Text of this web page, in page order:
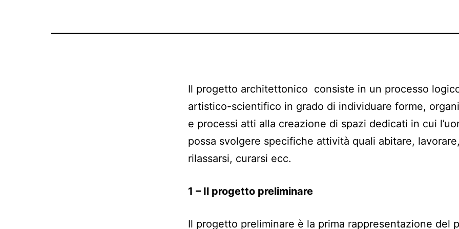
Il progetto architettonico consiste in un processo
artistico-scientifico in grado di individuare forme,
e processi atti alla creazione di spazi dedicati in cui
possa svolgere specifiche attività quali abitare, lavorare,
rilassarsi, curarsi ecc.
1 – Il progetto preliminare
Il progetto preliminare è la prima rappresentazione del